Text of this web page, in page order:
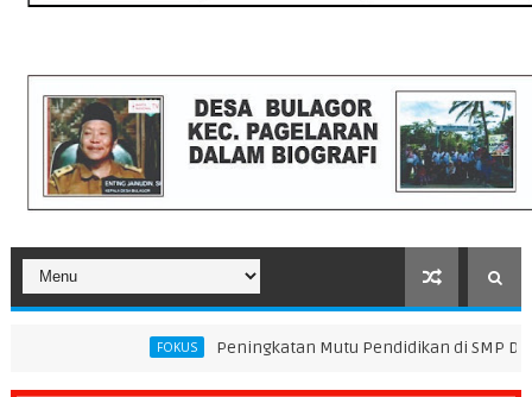
Peningkatan Mutu Pendidikan di SMP Darus Syifa